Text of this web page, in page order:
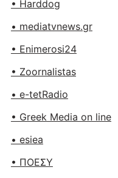
• Harddog
• mediatvnews.gr
• Enimerosi24
• Zoornalistas
• e-tetRadio
• Greek Media on line
• esiea
• ΠΟΕΣΥ